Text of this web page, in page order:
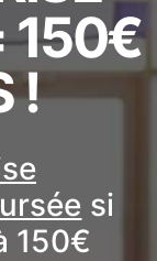
150€
!
si
150€